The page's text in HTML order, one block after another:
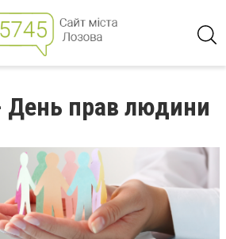
День прав людини